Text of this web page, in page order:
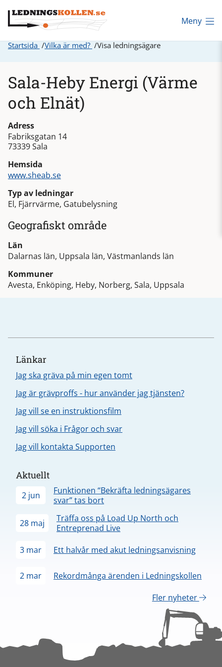
Meny
Startsida Vilka är med? Visa ledningsägare
Sala-Heby Energi (Värme
och Elnät)
Adress
Fabriksgatan 14
73339 Sala
Hemsida
www.sheab.se
Typ av ledningar
El, Fjärrvärme, Gatubelysning
Geografiskt område
Län
Dalarnas län, Uppsala län, Västmanlands län
Kommuner
Avesta, Enköping, Heby, Norberg, Sala, Uppsala
Länkar
Jag ska gräva på min egen tomt
Jag är grävproffs - hur använder jag tjänsten?
Jag vill se en instruktionsfilm
Jag vill söka i Frågor och svar
Jag vill kontakta Supporten
Aktuellt
2 jun
Funktionen “Bekräfta ledningsägares
svar” tas bort
28 maj
Träffa oss på Load Up North och
Entreprenad Live
3 mar
Ett halvår med akut ledningsanvisning
2 mar
Rekordmånga ärenden i Ledningskollen
Fler nyheter